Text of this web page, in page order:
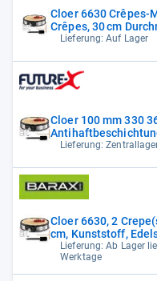
Cloer 6630 Crêpes-
Crêpes, 30 cm
Lieferung: Auf Lager
Cloer 100 mm 330
Lieferung:
Cloer 6630, 2
cm, Kunststoff,
Lieferung: Ab Lager
Werktage